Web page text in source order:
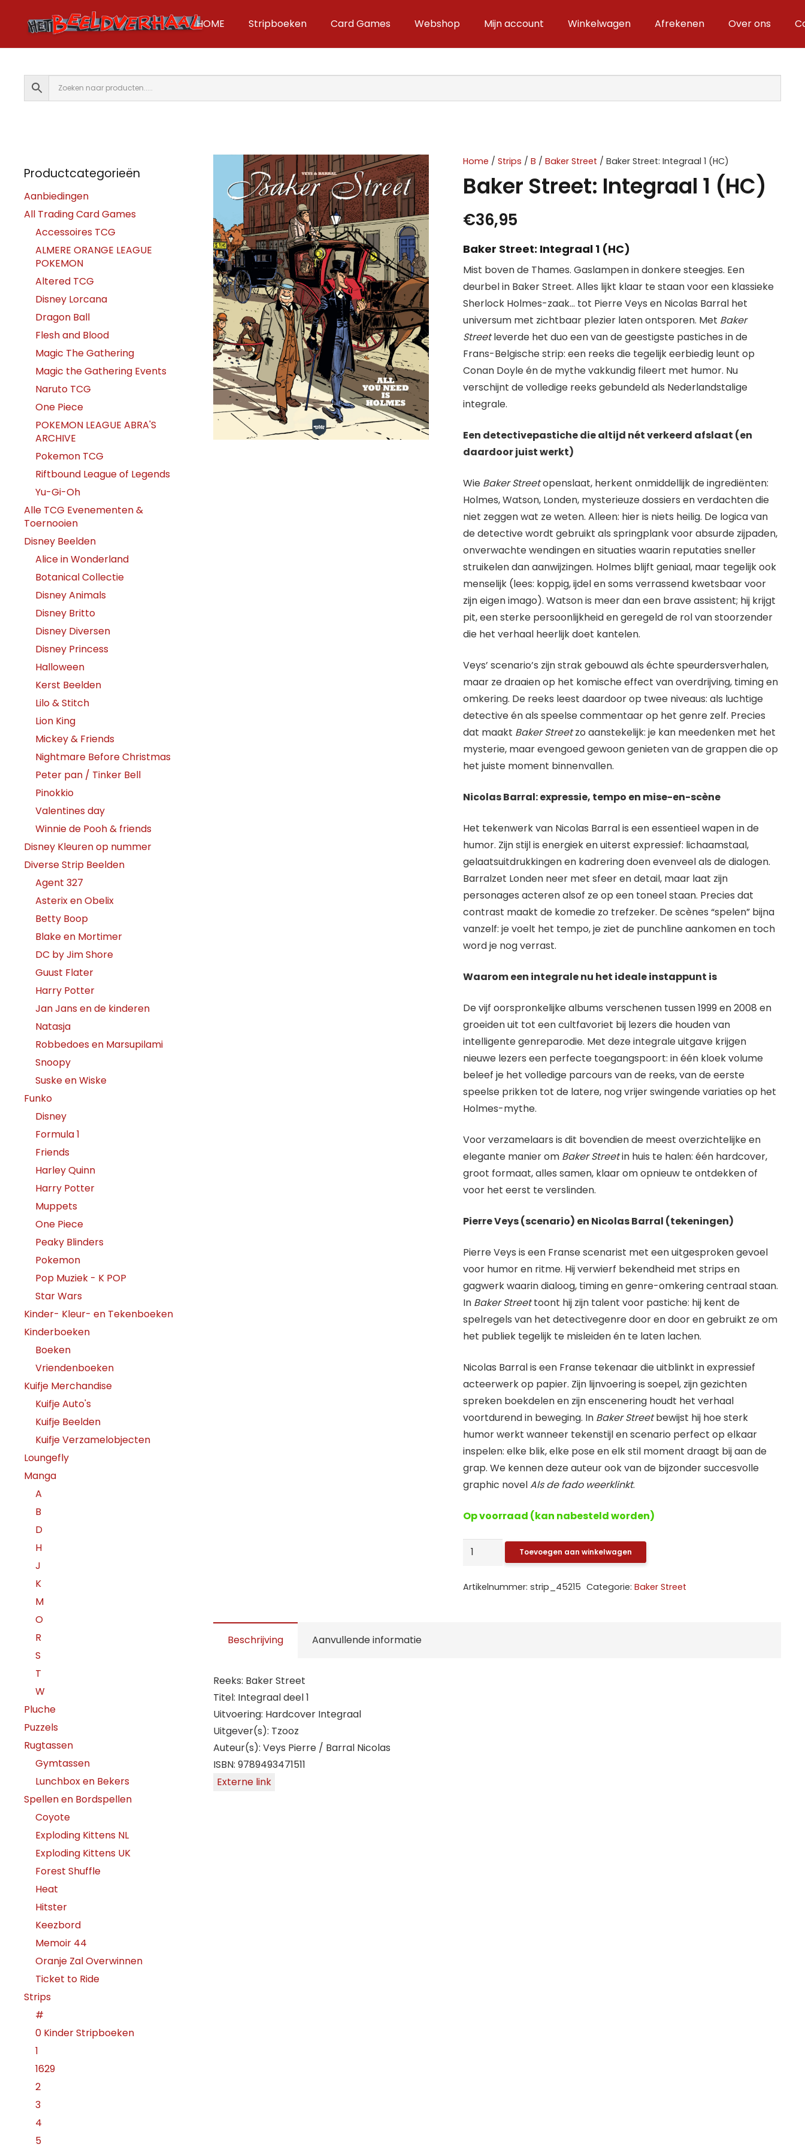
HOME Stripboeken Card Games Webshop Mijn account Winkelwagen Afrekenen Over ons
Home /Strips /B /Baker Street / Baker Street: Integraal 1 (HC)
Baker Street: Integraal 1 (HC)
€36,95
Baker Street: Integraal 1 (HC)
Mist boven de Thames. Gaslampen in donkere steegjes. Een
deurbel in Baker Street. Alles lijkt klaar te staan voor een klassieke
Sherlock Holmes-zaak… tot Pierre Veys en Nicolas Barral het
universum met zichtbaar plezier laten ontsporen. Met Baker
Streetleverde het duo een van de geestigste pastiches in de
Frans-Belgische strip: een reeks die tegelijk eerbiedig leunt op
Conan Doyle én de mythe vakkundig fileert met humor. Nu
verschijnt de volledige reeks gebundeld als Nederlandstalige
integrale.
Een detectivepastiche die altijd nét verkeerd afslaat (en
daardoor juist werkt)
Wie Baker Streetopenslaat, herkent onmiddellijk de ingrediënten:
Holmes, Watson, Londen, mysterieuze dossiers en verdachten die
niet zeggen wat ze weten. Alleen: hier is niets heilig. De logica van
de detective wordt gebruikt als springplank voor absurde zijpaden,
onverwachte wendingen en situaties waarin reputaties sneller
struikelen dan aanwijzingen. Holmes blijft geniaal, maar tegelijk ook
menselijk (lees: koppig, ijdel en soms verrassend kwetsbaar voor
zijn eigen imago). Watson is meer dan een brave assistent; hij krijgt
pit, een sterke persoonlijkheid en geregeld de rol van stoorzender
die het verhaal heerlijk doet kantelen.
Veys’ scenario’s zijn strak gebouwd als échte speurdersverhalen,
maar ze draaien op het komische effect van overdrijving, timing en
omkering. De reeks leest daardoor op twee niveaus: als luchtige
detective én als speelse commentaar op het genre zelf. Precies
dat maakt Baker Streetzo aanstekelijk: je kan meedenken met het
mysterie, maar evengoed gewoon genieten van de grappen die op
het juiste moment binnenvallen.
Nicolas Barral: expressie, tempo en mise-en-scène
Het tekenwerk van Nicolas Barral is een essentieel wapen in de
humor. Zijn stijl is energiek en uiterst expressief: lichaamstaal,
gelaatsuitdrukkingen en kadrering doen evenveel als de dialogen.
Barralzet Londen neer met sfeer en detail, maar laat zijn
personages acteren alsof ze op een toneel staan. Precies dat
contrast maakt de komedie zo trefzeker. De scènes “spelen” bijna
vanzelf: je voelt het tempo, je ziet de punchline aankomen en toch
word je nog verrast.
Waarom een integrale nu het ideale instappunt is
De vijf oorspronkelijke albums verschenen tussen 1999 en 2008 en
groeiden uit tot een cultfavoriet bij lezers die houden van
intelligente genreparodie. Met deze integrale uitgave krijgen
nieuwe lezers een perfecte toegangspoort: in één kloek volume
beleef je het volledige parcours van de reeks, van de eerste
speelse prikken tot de latere, nog vrijer swingende variaties op het
Holmes-mythe.
Voor verzamelaars is dit bovendien de meest overzichtelijke en
elegante manier om Baker Streetin huis te halen: één hardcover,
groot formaat, alles samen, klaar om opnieuw te ontdekken of
voor het eerst te verslinden.
Pierre Veys (scenario) en Nicolas Barral (tekeningen)
Pierre Veys is een Franse scenarist met een uitgesproken gevoel
voor humor en ritme. Hij verwierf bekendheid met strips en
gagwerk waarin dialoog, timing en genre-omkering centraal staan.
In Baker Streettoont hij zijn talent voor pastiche: hij kent de
spelregels van het detectivegenre door en door en gebruikt ze om
het publiek tegelijk te misleiden én te laten lachen.
Nicolas Barral is een Franse tekenaar die uitblinkt in expressief
acteerwerk op papier. Zijn lijnvoering is soepel, zijn gezichten
spreken boekdelen en zijn enscenering houdt het verhaal
voortdurend in beweging. In Baker Streetbewijst hij hoe sterk
humor werkt wanneer tekenstijl en scenario perfect op elkaar
inspelen: elke blik, elke pose en elk stil moment draagt bij aan de
grap. We kennen deze auteur ook van de bijzonder succesvolle
graphic novelAls de fado weerklinkt.
Op voorraad (kan nabesteld worden)
Baker
Integraal
Toevoegen aan winkelwagen
Artikelnummer:strip_45215 Categorie: Baker Street
Beschrijving Aanvullende informatie
Reeks: Baker Street
Titel: Integraal deel 1
Uitvoering: Hardcover Integraal
Uitgever(s): Tzooz
Auteur(s): Veys Pierre / Barral Nicolas
ISBN: 9789493471511
Externe link
Productcategorieën
Aanbiedingen
All Trading Card Games
Accessoires TCG
ALMERE ORANGE LEAGUE
POKEMON
Altered TCG
Disney Lorcana
Dragon Ball
Flesh and Blood
Magic The Gathering
Magic the Gathering Events
Naruto TCG
One Piece
POKEMON LEAGUE ABRA'S
ARCHIVE
Pokemon TCG
Riftbound League of Legends
Yu-Gi-Oh
Alle TCG Evenementen &
Toernooien
Disney Beelden
Alice in Wonderland
Botanical Collectie
Disney Animals
Disney Britto
Disney Diversen
Disney Princess
Halloween
Kerst Beelden
Lilo & Stitch
Lion King
Mickey & Friends
Nightmare Before Christmas
Peter pan / Tinker Bell
Pinokkio
Valentines day
Winnie de Pooh & friends
Disney Kleuren op nummer
Diverse Strip Beelden
Agent 327
Asterix en Obelix
Betty Boop
Blake en Mortimer
DC by Jim Shore
Guust Flater
Harry Potter
Jan Jans en de kinderen
Natasja
Robbedoes en Marsupilami
Snoopy
Suske en Wiske
Funko
Disney
Formula 1
Friends
Harley Quinn
Harry Potter
Muppets
One Piece
Peaky Blinders
Pokemon
Pop Muziek - K POP
Star Wars
Kinder- Kleur- en Tekenboeken
Kinderboeken
Boeken
Vriendenboeken
Kuifje Merchandise
Kuifje Auto's
Kuifje Beelden
Kuifje Verzamelobjecten
Loungefly
Manga
A
B
D
H
J
K
M
O
R
S
T
W
Pluche
Puzzels
Rugtassen
Gymtassen
Lunchbox en Bekers
Spellen en Bordspellen
Coyote
Exploding Kittens NL
Exploding Kittens UK
Forest Shuffle
Heat
Hitster
Keezbord
Memoir 44
Oranje Zal Overwinnen
Ticket to Ride
Strips
#
0 Kinder Stripboeken
1
1629
2
3
4
5